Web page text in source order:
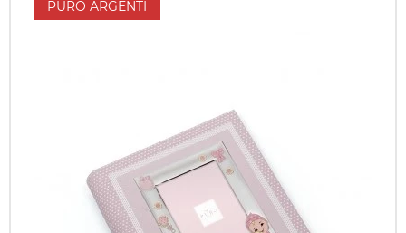
PURO ARGENTI